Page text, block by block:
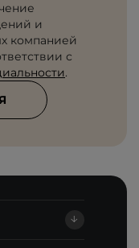
и
компанией
с
.